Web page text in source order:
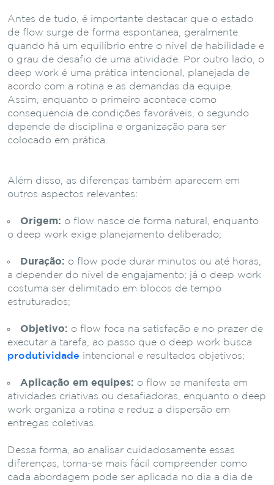
Antes de tudo, é importante destacar que o estado
de flow surge de forma espontânea, geralmente
quando há um equilíbrio entre o nível de habilidade e
o grau de desafio de uma atividade. Por outro lado, o
deep work é uma prática intencional, planejada de
acordo com a rotina e as demandas da equipe.
Assim, enquanto o primeiro acontece como
consequência de condições favoráveis, o segundo
depende de disciplina e organização para ser
colocado em prática.
Além disso, as diferenças também aparecem em
outros aspectos relevantes:
Origem: o flow nasce de forma natural, enquanto
o deep work exige planejamento deliberado;
Duração: o flow pode durar minutos ou até horas,
a depender do nível de engajamento; já o deep work
costuma ser delimitado em blocos de tempo
estruturados;
Objetivo: o flow foca na satisfação e no prazer de
executar a tarefa, ao passo que o deep work busca
produtividade intencional e resultados objetivos;
Aplicação em equipes: o flow se manifesta em
atividades criativas ou desafiadoras, enquanto o deep
work organiza a rotina e reduz a dispersão em
entregas coletivas.
Dessa forma, ao analisar cuidadosamente essas
diferenças, torna-se mais fácil compreender como
cada abordagem pode ser aplicada no dia a dia de